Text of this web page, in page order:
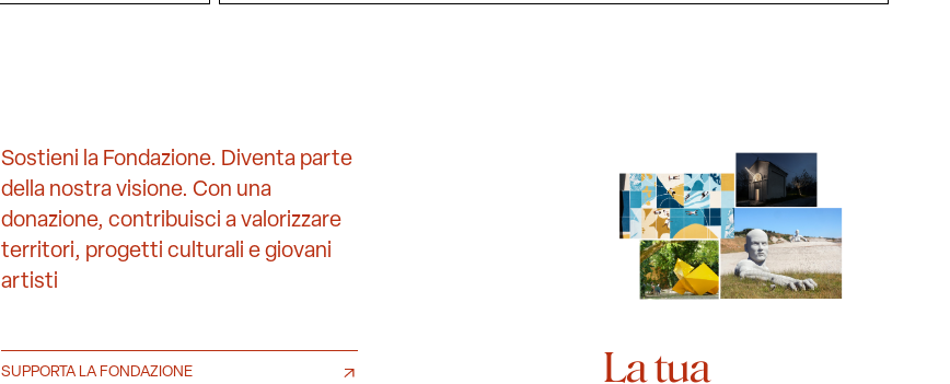
Sostieni la Fondazione. Diventa parte
della nostra visione. Con una
donazione, contribuisci a valorizzare
territori, progetti culturali e giovani
artisti
SUPPORTA LA FONDAZIONE
La tua